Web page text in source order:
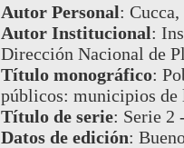
Autor Personal:
Autor Institucional:
Dirección Nacional de
Título monográfico:
públicos: municipios de
Título de serie: Serie 2
Datos de edición: